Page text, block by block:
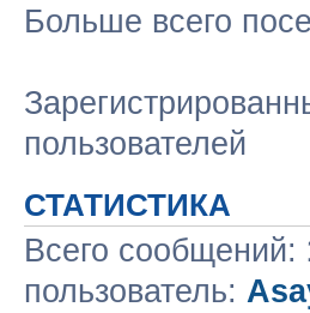
Больше всего
пользователей
СТАТИСТИКА
Всего сообщений:
пользователь: